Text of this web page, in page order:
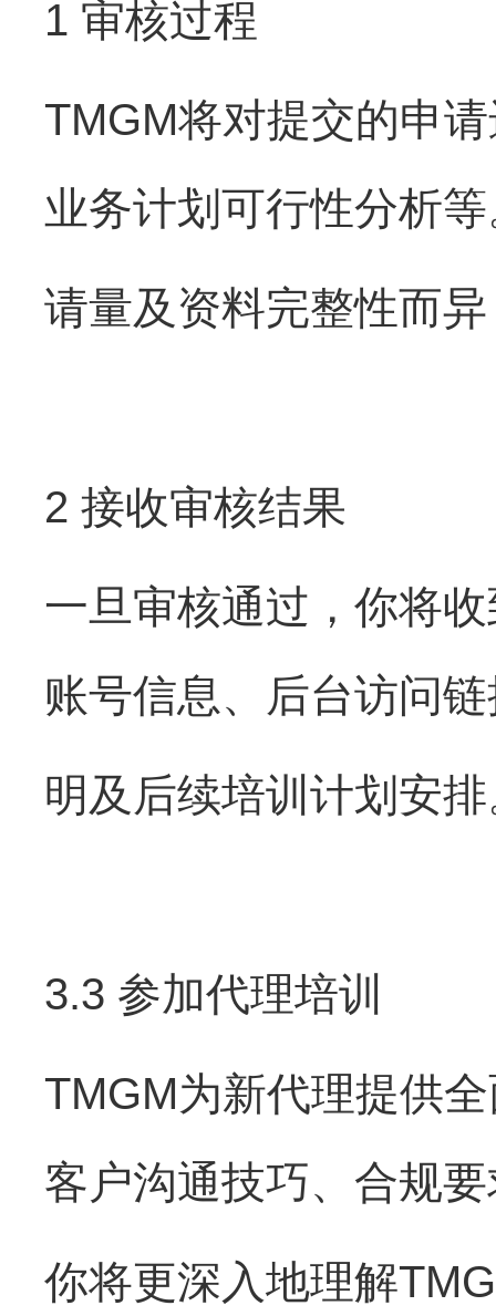
1 审核过程
TMGM将对提交的申
业务计划可行性分析
请量及资料完整性而
2 接收审核结果
一旦审核通过，你将
账号信息、后台访问
明及后续培训计划安
3.3 参加代理培训
TMGM为新代理提供
客户沟通技巧、合规
你将更深入地理解